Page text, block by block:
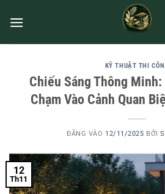
KỸ THUẬT THI
Chiếu Sáng Thông
Chạm Vào Cảnh Quan
ĐĂNG VÀO 12/11/2025 BỞI
12
Th11